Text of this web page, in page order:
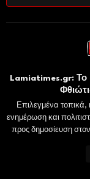
Lamiatimes.gr: Το
Επιλεγμένα τοπικά,
ενημέρωση και
προς δημοσίευση